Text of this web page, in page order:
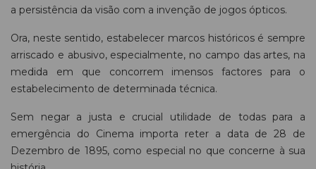
a persistência da visão com a invenção de jogos ópticos.
Ora, neste sentido, estabelecer marcos históricos é sempre
arriscado e abusivo, especialmente, no campo das artes, na
medida em que concorrem imensos factores para o
estabelecimento de determinada técnica.
Sem negar a justa e crucial utilidade de todas para a
emergência do Cinema importa reter a data de 28 de
Dezembro de 1895, como especial no que concerne à sua